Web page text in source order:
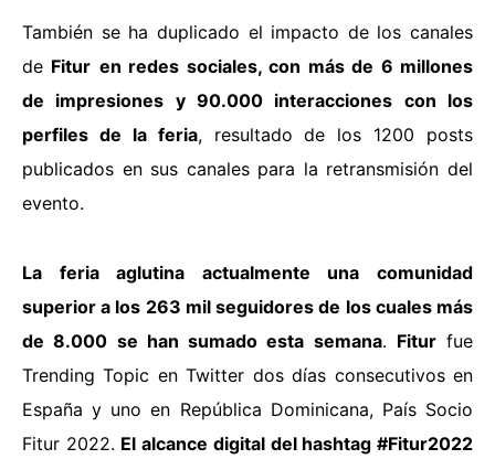
También se ha duplicado el impacto de los canales
de Fitur en redes sociales, con más de 6 millones
de impresiones y 90.000 interacciones con los
perfiles de la feria, resultado de los 1200 posts
publicados en sus canales para la retransmisión del
evento.
La feria aglutina actualmente una comunidad
superior a los 263 mil seguidores de los cuales más
de 8.000 se han sumado esta semana. Fiturfue
Trending Topic en Twitter dos días consecutivos en
España y uno en República Dominicana, País Socio
Fitur 2022. El alcance digital del hashtag #Fitur2022